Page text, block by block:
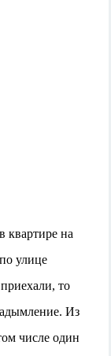
в квартире на
улице
то
Из
числе один